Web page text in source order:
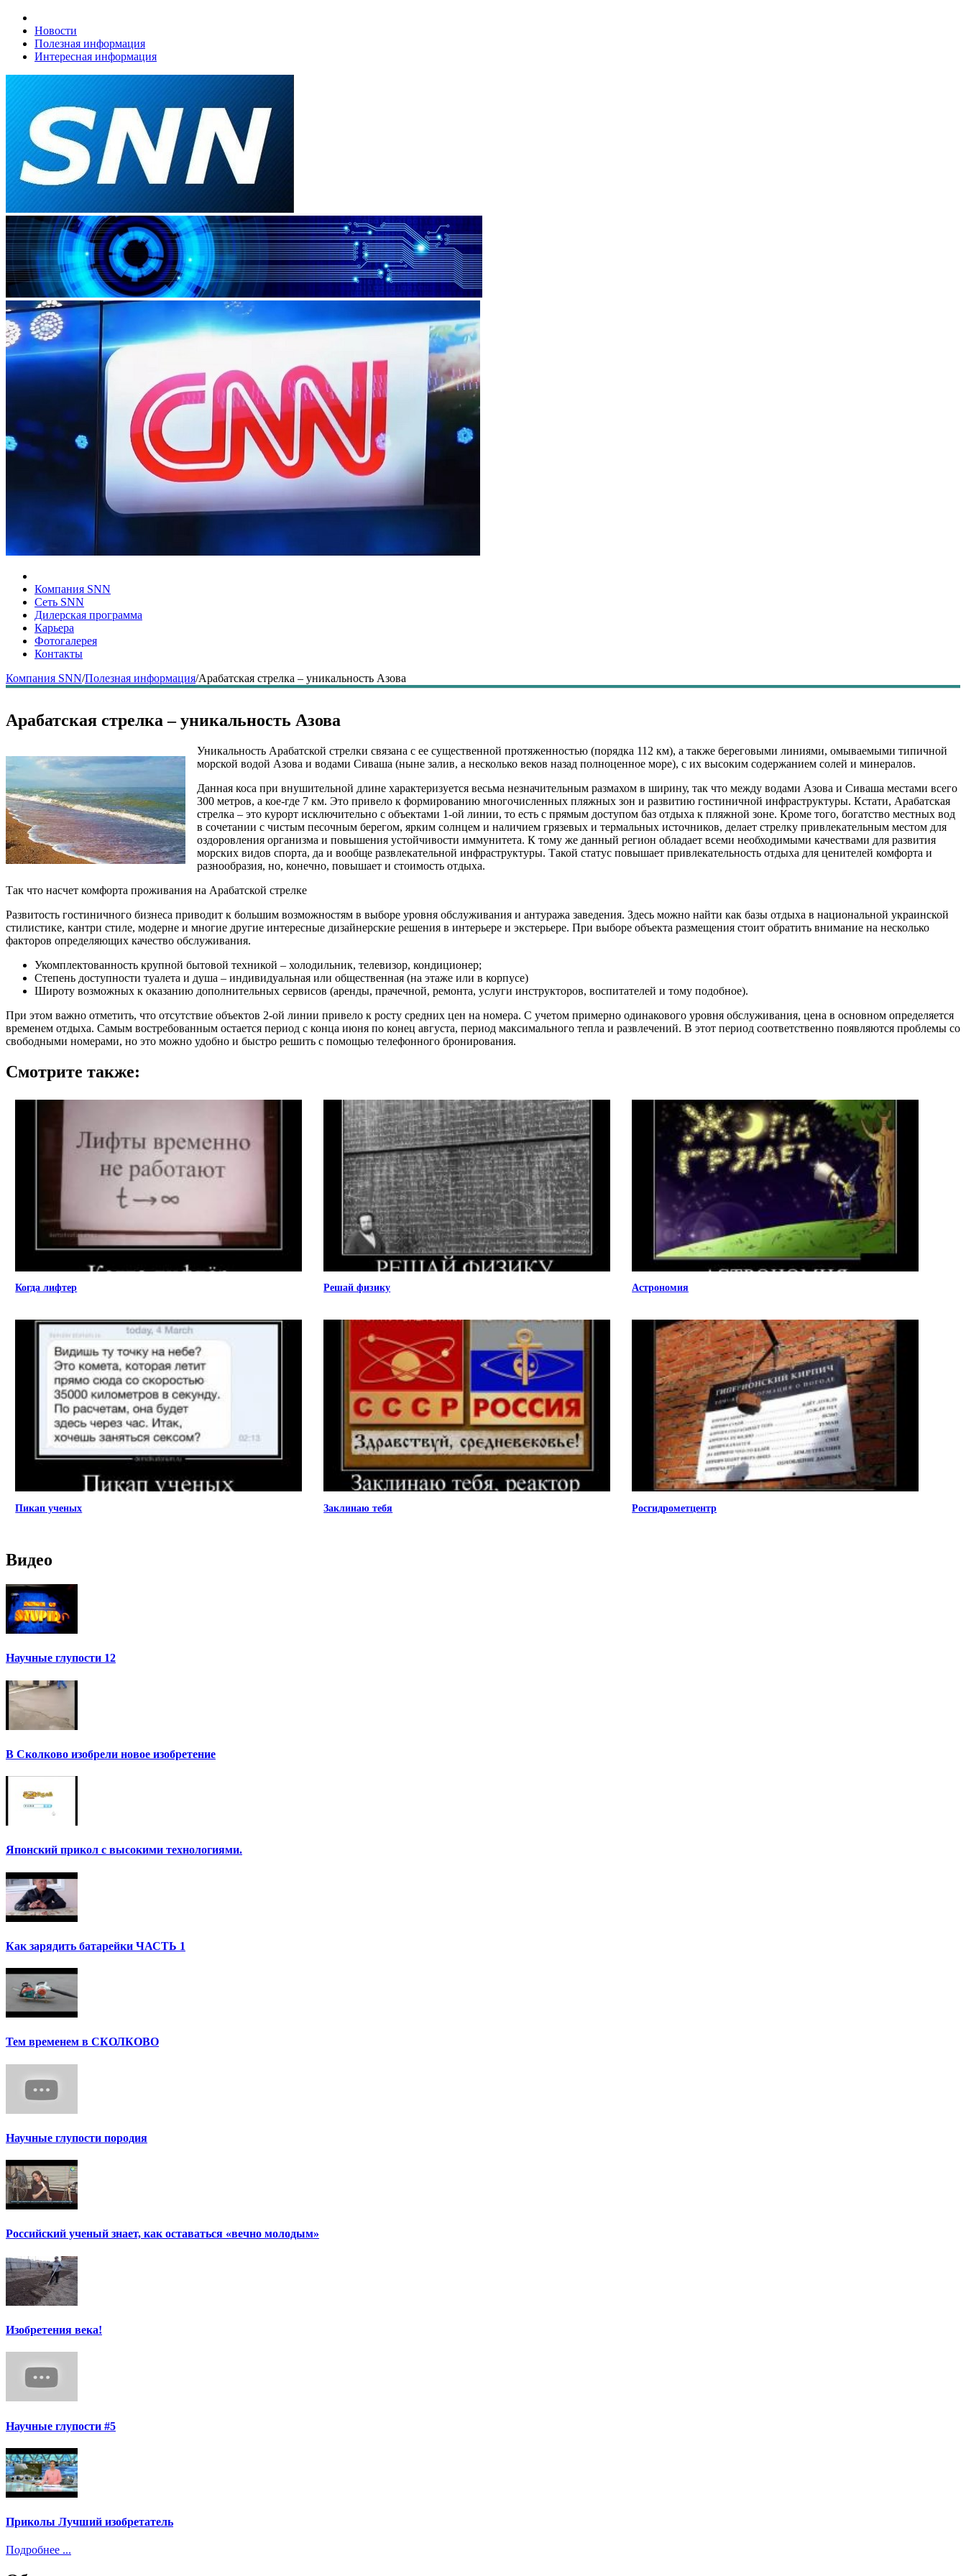
Новости
Полезная информация
Интересная информация
Компания SNN
Сеть SNN
Дилерская программа
Карьера
Фотогалерея
Контакты
Компания SNN/Полезная информация/Арабатская стрелка – уникальность Азова
Арабатская стрелка – уникальность Азова
Уникальность Арабатской стрелки связана с ее существенной протяженностью (порядка 112 км), а также береговыми линиями, омываемыми типичной
морской водой Азова и водами Сиваша (ныне залив, а несколько веков назад полноценное море), с их высоким содержанием солей и минералов.
Данная коса при внушительной длине характеризуется весьма незначительным размахом в ширину, так что между водами Азова и Сиваша местами всего
300 метров, а кое-где 7 км. Это привело к формированию многочисленных пляжных зон и развитию гостиничной инфраструктуры. Кстати, Арабатская
стрелка – это курорт исключительно с объектами 1-ой линии, то есть с прямым доступом баз отдыха к пляжной зоне. Кроме того, богатство местных вод
в сочетании с чистым песочным берегом, ярким солнцем и наличием грязевых и термальных источников, делает стрелку привлекательным местом для
оздоровления организма и повышения устойчивости иммунитета. К тому же данный регион обладает всеми необходимыми качествами для развития
морских видов спорта, да и вообще развлекательной инфраструктуры. Такой статус повышает привлекательность отдыха для ценителей комфорта и
разнообразия, но, конечно, повышает и стоимость отдыха.
Так что насчет комфорта проживания на Арабатской стрелке
Развитость гостиничного бизнеса приводит к большим возможностям в выборе уровня обслуживания и антуража заведения. Здесь можно найти как базы отдыха в национальной украинской
стилистике, кантри стиле, модерне и многие другие интересные дизайнерские решения в интерьере и экстерьере. При выборе объекта размещения стоит обратить внимание на несколько
факторов определяющих качество обслуживания.
Укомплектованность крупной бытовой техникой – холодильник, телевизор, кондиционер;
Степень доступности туалета и душа – индивидуальная или общественная (на этаже или в корпусе)
Широту возможных к оказанию дополнительных сервисов (аренды, прачечной, ремонта, услуги инструкторов, воспитателей и тому подобное).
При этом важно отметить, что отсутствие объектов 2-ой линии привело к росту средних цен на номера. С учетом примерно одинакового уровня обслуживания, цена в основном определяется
временем отдыха. Самым востребованным остается период с конца июня по конец августа, период максимального тепла и развлечений. В этот период соответственно появляются проблемы со
свободными номерами, но это можно удобно и быстро решить с помощью телефонного бронирования.
Смотрите также:
Когда лифтер Решай физику Астрономия
Пикап ученых Заклинаю тебя Росгидрометцентр
Видео
Научные глупости 12
В Сколково изобрели новое изобретение
Японский прикол с высокими технологиями.
Как зарядить батарейки ЧАСТЬ 1
Тем временем в СКОЛКОВО
Научные глупости породия
Российский ученый знает, как оставаться «вечно молодым»
Изобретения века!
Научные глупости #5
Приколы Лучший изобретатель
Подробнее ...